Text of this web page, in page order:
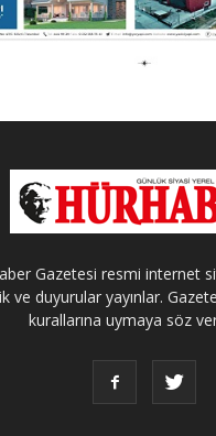
Gazetesi resmi internet
ve duyurular yayınlar.
kurallarına uymaya söz